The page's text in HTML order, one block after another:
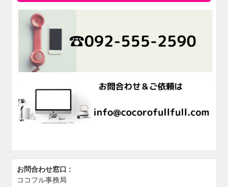
お問合わせ窓口 :
ココフル事務局